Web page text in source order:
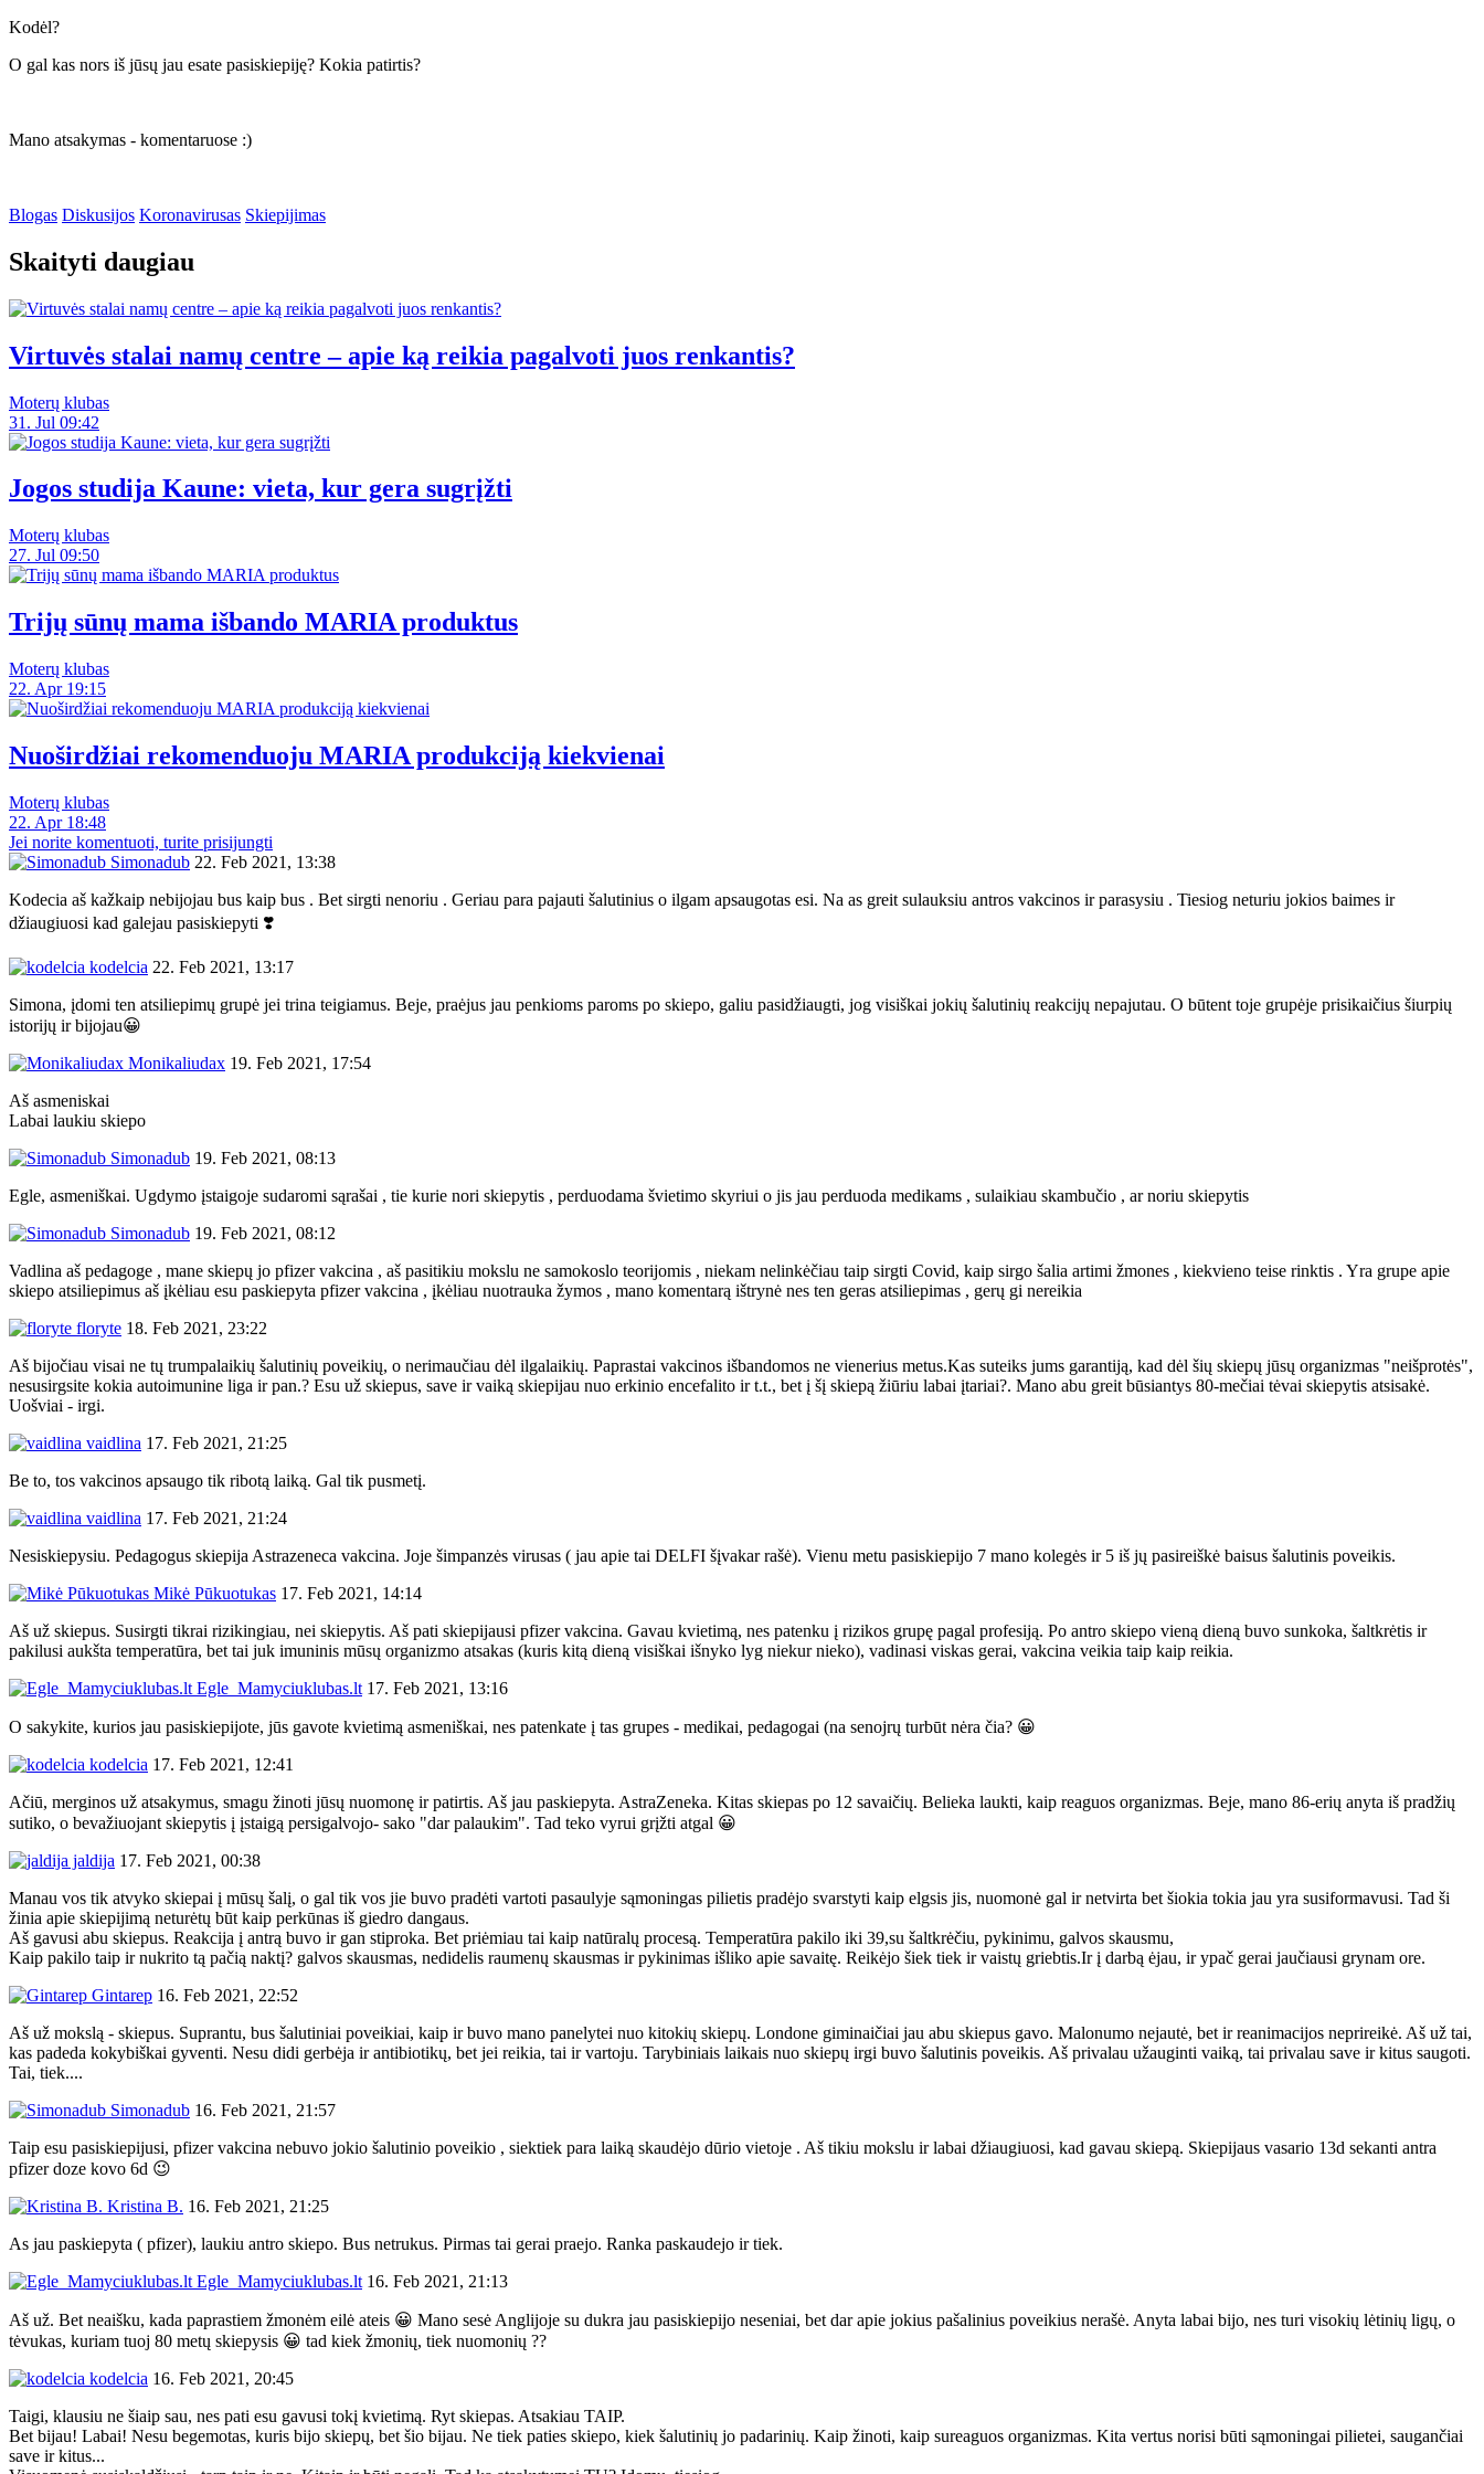
Kodėl?
O gal kas nors iš jūsų jau esate pasiskiepiję? Kokia patirtis?
Mano atsakymas - komentaruose :)
Blogas Diskusijos Koronavirusas Skiepijimas
Skaityti daugiau
Virtuvės stalai namų centre – apie ką reikia pagalvoti juos renkantis?
Moterų klubas
31. Jul 09:42
Jogos studija Kaune: vieta, kur gera sugrįžti
Moterų klubas
27. Jul 09:50
Trijų sūnų mama išbando MARIA produktus
Moterų klubas
22. Apr 19:15
Nuoširdžiai rekomenduoju MARIA produkciją kiekvienai
Moterų klubas
22. Apr 18:48
Jei norite komentuoti, turite prisijungti
Simonadub 22. Feb 2021, 13:38
Kodecia aš kažkaip nebijojau bus kaip bus . Bet sirgti nenoriu . Geriau para pajauti šalutinius o ilgam apsaugotas esi. Na as greit sulauksiu antros vakcinos ir parasysiu . Tiesiog neturiu jokios baimes ir
džiaugiuosi kad galejau pasiskiepyti ❣️
kodelcia 22. Feb 2021, 13:17
Simona, įdomi ten atsiliepimų grupė jei trina teigiamus. Beje, praėjus jau penkioms paroms po skiepo, galiu pasidžiaugti, jog visiškai jokių šalutinių reakcijų nepajutau. O būtent toje grupėje prisikaičius šiurpių
istorijų ir bijojau😀
Monikaliudax 19. Feb 2021, 17:54
Aš asmeniskai
Labai laukiu skiepo
Simonadub 19. Feb 2021, 08:13
Egle, asmeniškai. Ugdymo įstaigoje sudaromi sąrašai , tie kurie nori skiepytis , perduodama švietimo skyriui o jis jau perduoda medikams , sulaikiau skambučio , ar noriu skiepytis
Simonadub 19. Feb 2021, 08:12
Vadlina aš pedagoge , mane skiepų jo pfizer vakcina , aš pasitikiu mokslu ne samokoslo teorijomis , niekam nelinkėčiau taip sirgti Covid, kaip sirgo šalia artimi žmones , kiekvieno teise rinktis . Yra grupe apie
skiepo atsiliepimus aš įkėliau esu paskiepyta pfizer vakcina , įkėliau nuotrauka žymos , mano komentarą ištrynė nes ten geras atsiliepimas , gerų gi nereikia
floryte 18. Feb 2021, 23:22
Aš bijočiau visai ne tų trumpalaikių šalutinių poveikių, o nerimaučiau dėl ilgalaikių. Paprastai vakcinos išbandomos ne vienerius metus.Kas suteiks jums garantiją, kad dėl šių skiepų jūsų organizmas "neišprotės",
nesusirgsite kokia autoimunine liga ir pan.? Esu už skiepus, save ir vaiką skiepijau nuo erkinio encefalito ir t.t., bet į šį skiepą žiūriu labai įtariai?. Mano abu greit būsiantys 80-mečiai tėvai skiepytis atsisakė.
Uošviai - irgi.
vaidlina 17. Feb 2021, 21:25
Be to, tos vakcinos apsaugo tik ribotą laiką. Gal tik pusmetį.
vaidlina 17. Feb 2021, 21:24
Nesiskiepysiu. Pedagogus skiepija Astrazeneca vakcina. Joje šimpanzės virusas ( jau apie tai DELFI šįvakar rašė). Vienu metu pasiskiepijo 7 mano kolegės ir 5 iš jų pasireiškė baisus šalutinis poveikis.
Mikė Pūkuotukas 17. Feb 2021, 14:14
Aš už skiepus. Susirgti tikrai rizikingiau, nei skiepytis. Aš pati skiepijausi pfizer vakcina. Gavau kvietimą, nes patenku į rizikos grupę pagal profesiją. Po antro skiepo vieną dieną buvo sunkoka, šaltkrėtis ir
pakilusi aukšta temperatūra, bet tai juk imuninis mūsų organizmo atsakas (kuris kitą dieną visiškai išnyko lyg niekur nieko), vadinasi viskas gerai, vakcina veikia taip kaip reikia.
Egle_Mamyciuklubas.lt 17. Feb 2021, 13:16
O sakykite, kurios jau pasiskiepijote, jūs gavote kvietimą asmeniškai, nes patenkate į tas grupes - medikai, pedagogai (na senojrų turbūt nėra čia? 😀
kodelcia 17. Feb 2021, 12:41
Ačiū, merginos už atsakymus, smagu žinoti jūsų nuomonę ir patirtis. Aš jau paskiepyta. AstraZeneka. Kitas skiepas po 12 savaičių. Belieka laukti, kaip reaguos organizmas. Beje, mano 86-erių anyta iš pradžių
sutiko, o bevažiuojant skiepytis į įstaigą persigalvojo- sako "dar palaukim". Tad teko vyrui grįžti atgal 😀
jaldija 17. Feb 2021, 00:38
Manau vos tik atvyko skiepai į mūsų šalį, o gal tik vos jie buvo pradėti vartoti pasaulyje sąmoningas pilietis pradėjo svarstyti kaip elgsis jis, nuomonė gal ir netvirta bet šiokia tokia jau yra susiformavusi. Tad ši
žinia apie skiepijimą neturėtų būt kaip perkūnas iš giedro dangaus.
Aš gavusi abu skiepus. Reakcija į antrą buvo ir gan stiproka. Bet priėmiau tai kaip natūralų procesą. Temperatūra pakilo iki 39,su šaltkrėčiu, pykinimu, galvos skausmu,
Kaip pakilo taip ir nukrito tą pačią naktį? galvos skausmas, nedidelis raumenų skausmas ir pykinimas išliko apie savaitę. Reikėjo šiek tiek ir vaistų griebtis.Ir į darbą ėjau, ir ypač gerai jaučiausi grynam ore.
Gintarep 16. Feb 2021, 22:52
Aš už mokslą - skiepus. Suprantu, bus šalutiniai poveikiai, kaip ir buvo mano panelytei nuo kitokių skiepų. Londone giminaičiai jau abu skiepus gavo. Malonumo nejautė, bet ir reanimacijos neprireikė. Aš už tai,
kas padeda kokybiškai gyventi. Nesu didi gerbėja ir antibiotikų, bet jei reikia, tai ir vartoju. Tarybiniais laikais nuo skiepų irgi buvo šalutinis poveikis. Aš privalau užauginti vaiką, tai privalau save ir kitus saugoti.
Tai, tiek....
Simonadub 16. Feb 2021, 21:57
Taip esu pasiskiepijusi, pfizer vakcina nebuvo jokio šalutinio poveikio , siektiek para laiką skaudėjo dūrio vietoje . Aš tikiu mokslu ir labai džiaugiuosi, kad gavau skiepą. Skiepijaus vasario 13d sekanti antra
pfizer doze kovo 6d 😉
Kristina B. 16. Feb 2021, 21:25
As jau paskiepyta ( pfizer), laukiu antro skiepo. Bus netrukus. Pirmas tai gerai praejo. Ranka paskaudejo ir tiek.
Egle_Mamyciuklubas.lt 16. Feb 2021, 21:13
Aš už. Bet neaišku, kada paprastiem žmonėm eilė ateis 😀 Mano sesė Anglijoje su dukra jau pasiskiepijo neseniai, bet dar apie jokius pašalinius poveikius nerašė. Anyta labai bijo, nes turi visokių lėtinių ligų, o
tėvukas, kuriam tuoj 80 metų skiepysis 😀 tad kiek žmonių, tiek nuomonių ??
kodelcia 16. Feb 2021, 20:45
Taigi, klausiu ne šiaip sau, nes pati esu gavusi tokį kvietimą. Ryt skiepas. Atsakiau TAIP.
Bet bijau! Labai! Nesu begemotas, kuris bijo skiepų, bet šio bijau. Ne tiek paties skiepo, kiek šalutinių jo padarinių. Kaip žinoti, kaip sureaguos organizmas. Kita vertus norisi būti sąmoningai pilietei, saugančiai
save ir kitus...